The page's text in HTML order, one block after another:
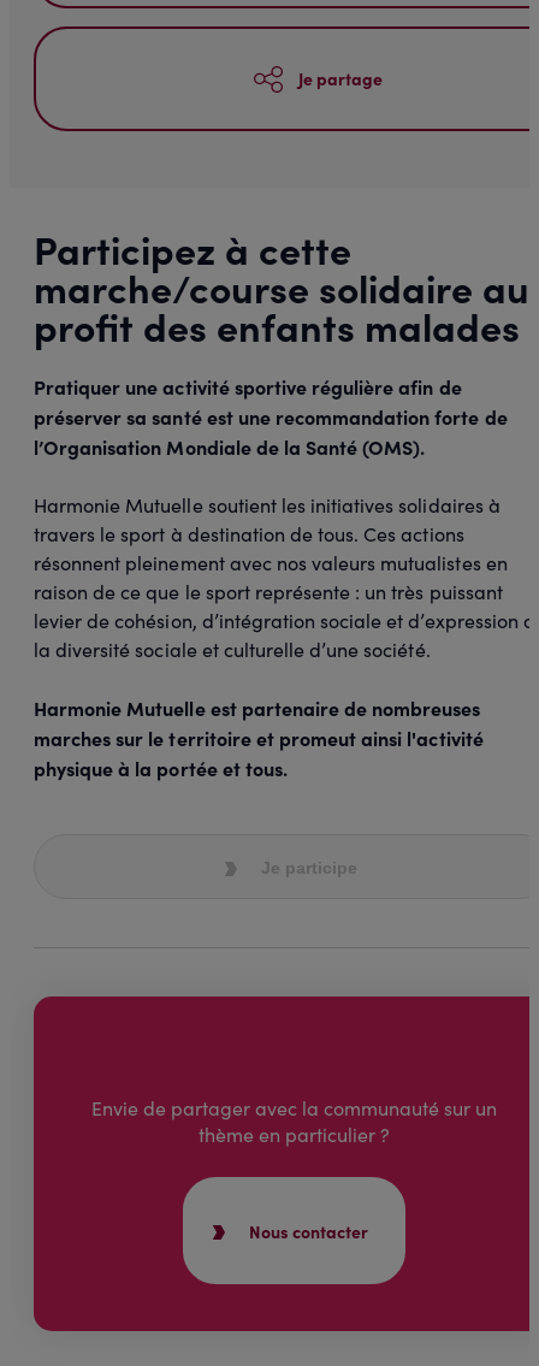
Je partage
Participez à cette
marche/course solidaire au
profit des enfants malades
Pratiquer une activité sportive régulière afin de
préserver sa santé est une recommandation forte de
l’Organisation Mondiale de la Santé (OMS).
Harmonie Mutuelle soutient les initiatives solidaires à
travers le sport à destination de tous. Ces actions
résonnent pleinement avec nos valeurs mutualistes en
raison de ce que le sport représente : un très puissant
levier de cohésion, d’intégration sociale et d’expression
la diversité sociale et culturelle d’une société.
Harmonie Mutuelle est partenaire de nombreuses
marches sur le territoire et promeut ainsi l'activité
physique à la portée et tous.
Je participe
Envie de partager avec la communauté sur un
thème en particulier ?
Nous contacter